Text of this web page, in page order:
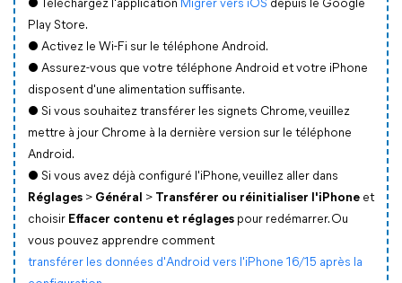
● Téléchargez l'application Migrer vers iOS depuis le Google
Play Store.
● Activez le Wi-Fi sur le téléphone Android.
● Assurez-vous que votre téléphone Android et votre iPhone
disposent d'une alimentation suffisante.
● Si vous souhaitez transférer les signets Chrome, veuillez
mettre à jour Chrome à la dernière version sur le téléphone
Android.
● Si vous avez déjà configuré l'iPhone, veuillez aller dans
Réglages > Général > Transférer ou réinitialiser l'iPhone et
choisir Effacer contenu et réglages pour redémarrer. Ou
vous pouvez apprendre comment
transférer les données d'Android vers l'iPhone 16/15 après la